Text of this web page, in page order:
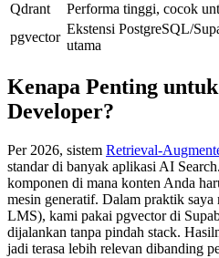
Qdrant
Performa tinggi, cocok
pgvector
Ekstensi PostgreSQL/
utama
Kenapa Penting
Developer?
Per 2026, sistem Retrieval-
standar di banyak aplikasi AI
komponen di mana konten Anda
mesin generatif. Dalam praktik
LMS), kami pakai pgvector di
dijalankan tanpa pindah stack.
jadi terasa lebih relevan dibanding